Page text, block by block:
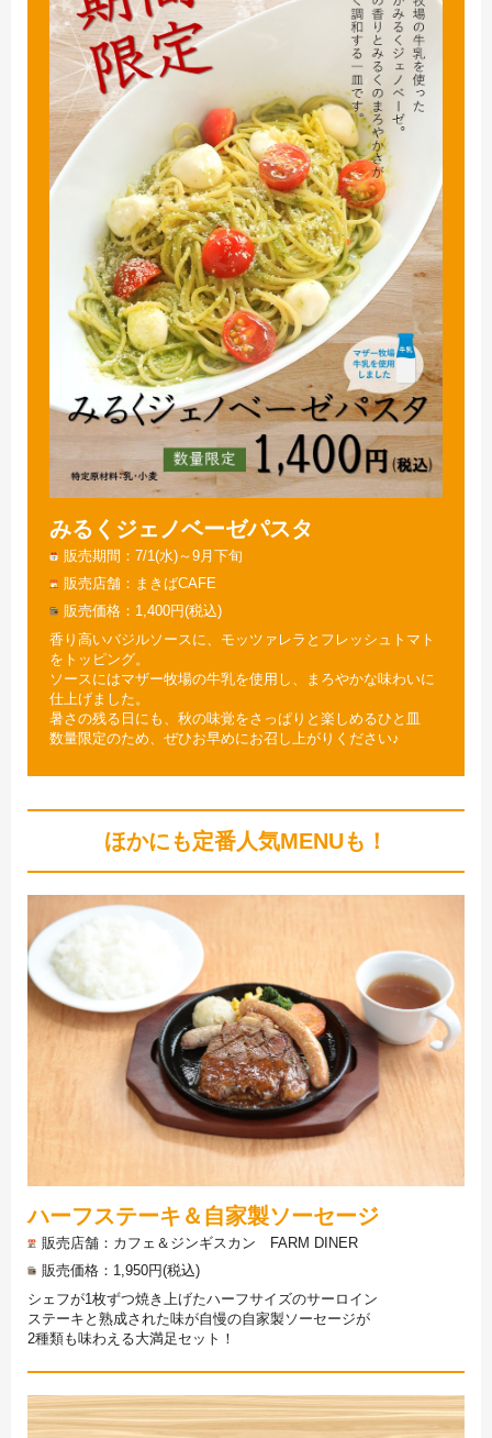
みるくジェノベーゼパスタ
販売期間
7/1(水)～9月下旬
販売店舗
まきばCAFE
販売価格
1,400円(税込)
香り高いバジルソースに、モッツァレラとフレッシュトマト
をトッピング。
ソースにはマザー牧場の牛乳を使用し、まろやかな味わいに
仕上げました。
暑さの残る日にも、秋の味覚をさっぱりと楽しめるひと皿
数量限定のため、ぜひお早めにお召し上がりください♪
ほかにも定番人気MENUも！
ハーフステーキ＆自家製ソーセージ
販売店舗
カフェ＆ジンギスカン FARM DINER
販売価格
1,950円(税込)
シェフが1枚ずつ焼き上げたハーフサイズのサーロイン
ステーキと熟成された味が自慢の自家製ソーセージが
2種類も味わえる大満足セット！